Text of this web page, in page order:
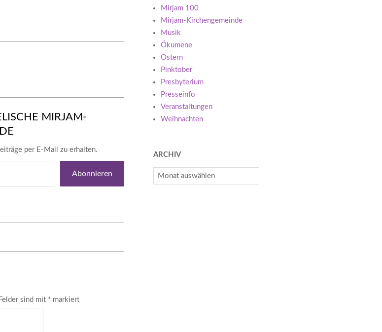
MIRJAM-
per E-Mail zu erhalten.
Abonnieren
sind mit * markiert
Mirjam 100
Mirjam-Kirchengemeinde
Musik
Ökumene
Ostern
Pinktober
Presbyterium
Presseinfo
Veranstaltungen
Weihnachten
ARCHIV
Archiv